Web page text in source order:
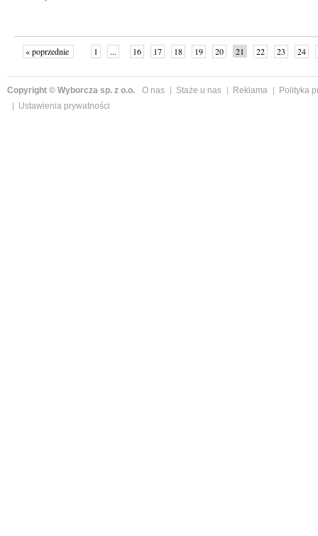
« poprzednie 1 ... 16 17 18 19 20 21 22 23 24
Copyright © Wyborcza sp. z o.o. O nas Staże u nas Reklama
Polityka
Ustawienia prywatności